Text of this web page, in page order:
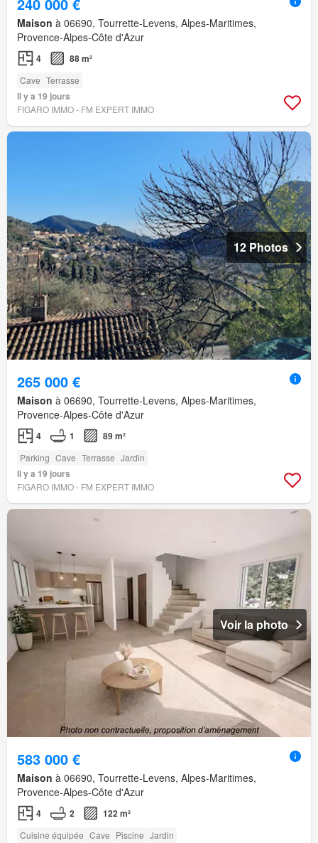
Maison à 06690, Tourrette-Levens, Alpes-Maritimes,
Provence-Alpes-Côte d'Azur
4 88 m²
Cave Terrasse
Il y a 19 jours
FIGARO IMMO - FM EXPERT IMMO
12 Photos
265 000 €
Maison à 06690, Tourrette-Levens, Alpes-Maritimes,
Provence-Alpes-Côte d'Azur
4 1 89 m²
Parking Cave Terrasse Jardin
Il y a 19 jours
FIGARO IMMO - FM EXPERT IMMO
Voir la photo
583 000 €
Maison à 06690, Tourrette-Levens, Alpes-Maritimes,
Provence-Alpes-Côte d'Azur
4 2 122 m²
Cuisine équipée Cave Piscine Jardin